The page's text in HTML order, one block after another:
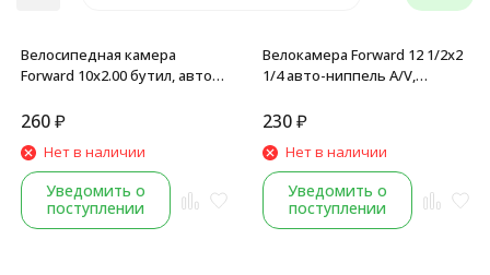
Велосипедная камера
Forward 10x2.00 бутил, авто-
260₽
Нет в наличии
Уведомить о
поступлении
Велокамера Forward 12 1/2x2
1/4 авто-ниппель A/V,
картонная коробка
230₽
Нет в наличии
Уведомить о
поступлении